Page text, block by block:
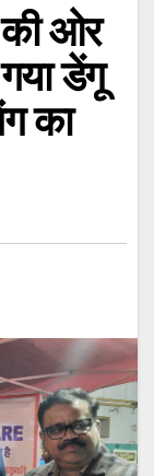
ओर
डेंगू
का